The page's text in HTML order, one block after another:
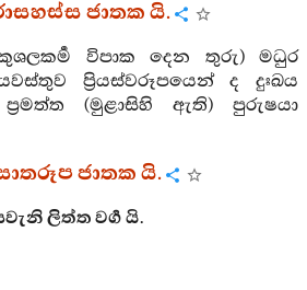
ජාතක යි.
විපාක දෙන තුරු) මධුර
ප්‍රියස්වරූපයෙන් ද දුඃඛය
(මුළාසිහි ඇති) පුරුෂයා
ජාතක යි.
ලිත්ත වර්‍ග යි.